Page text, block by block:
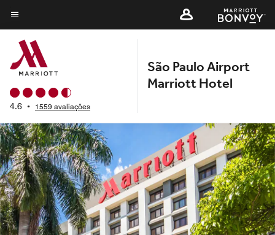
Skip
to
main
content
Texto do menu
4.6 • 1559 avaliações
São Paulo Airport
Marriott Hotel